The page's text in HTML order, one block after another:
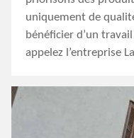
uniquement de
bénéficier d’un
appelez l’entreprise